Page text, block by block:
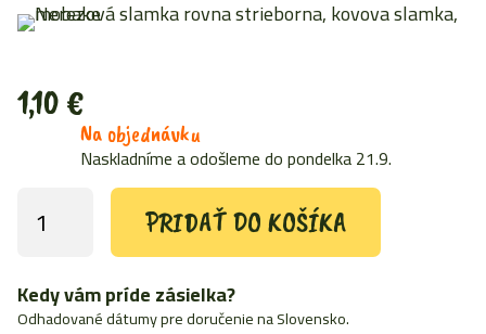
1,10€
Na objednávku
Naskladníme a odošleme do pondelka 21.9.
množstvo
rovná
Strieborná
PRIDAŤ DO KOŠÍKA
Kedy vám príde zásielka?
Odhadované dátumy pre doručenie na Slovensko.